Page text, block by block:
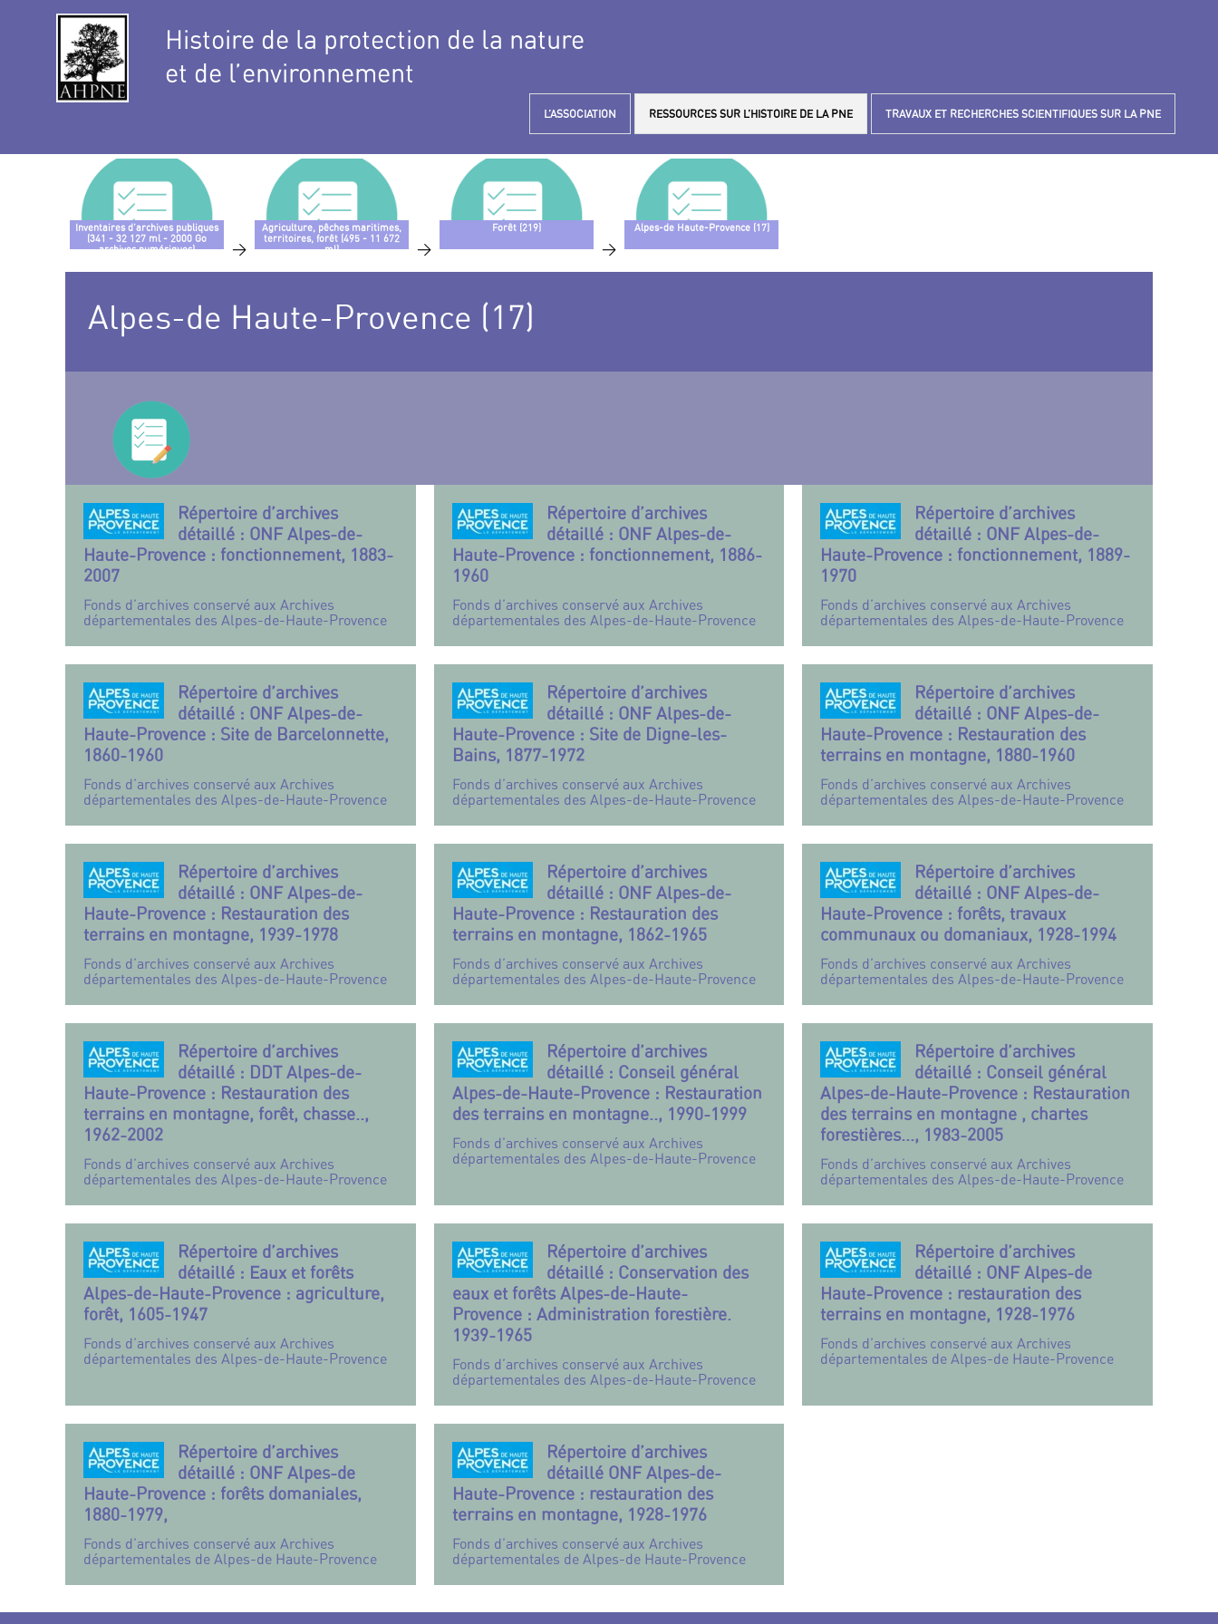
Histoire de la protection de la nature
et de l’environnement
L’ASSOCIATION RESSOURCES SUR L’HISTOIRE DE LA PNE TRAVAUX ET RECHERCHES SCIENTIFIQUES SUR LA PNE
Inventaires d’archives publiques
(341 - 32 127 ml - 2000 Go
archives numériques)
>
Agriculture, pêches maritimes,
territoires, forêt (495 - 11 672
ml)
>
Forêt (219)
>
Alpes-de Haute-Provence (17)
Alpes-de Haute-Provence (17)
Répertoire d’archives
détaillé : ONF Alpes-de-
Haute-Provence : fonctionnement, 1883-
2007
Fonds d’archives conservé aux Archives
départementales des Alpes-de-Haute-Provence
Répertoire d’archives
détaillé : ONF Alpes-de-
Haute-Provence : fonctionnement, 1886-
1960
Fonds d’archives conservé aux Archives
départementales des Alpes-de-Haute-Provence
Répertoire d’archives
détaillé : ONF Alpes-de-
Haute-Provence : fonctionnement, 1889-
1970
Fonds d’archives conservé aux Archives
départementales des Alpes-de-Haute-Provence
Répertoire d’archives
détaillé : ONF Alpes-de-
Haute-Provence : Site de Barcelonnette,
1860-1960
Fonds d’archives conservé aux Archives
départementales des Alpes-de-Haute-Provence
Répertoire d’archives
détaillé : ONF Alpes-de-
Haute-Provence : Site de Digne-les-
Bains, 1877-1972
Fonds d’archives conservé aux Archives
départementales des Alpes-de-Haute-Provence
Répertoire d’archives
détaillé : ONF Alpes-de-
Haute-Provence : Restauration des
terrains en montagne, 1880-1960
Fonds d’archives conservé aux Archives
départementales des Alpes-de-Haute-Provence
Répertoire d’archives
détaillé : ONF Alpes-de-
Haute-Provence : Restauration des
terrains en montagne, 1939-1978
Fonds d’archives conservé aux Archives
départementales des Alpes-de-Haute-Provence
Répertoire d’archives
détaillé : ONF Alpes-de-
Haute-Provence : Restauration des
terrains en montagne, 1862-1965
Fonds d’archives conservé aux Archives
départementales des Alpes-de-Haute-Provence
Répertoire d’archives
détaillé : ONF Alpes-de-
Haute-Provence : forêts, travaux
communaux ou domaniaux, 1928-1994
Fonds d’archives conservé aux Archives
départementales des Alpes-de-Haute-Provence
Répertoire d’archives
détaillé : DDT Alpes-de-
Haute-Provence : Restauration des
terrains en montagne, forêt, chasse..,
1962-2002
Fonds d’archives conservé aux Archives
départementales des Alpes-de-Haute-Provence
Répertoire d’archives
détaillé : Conseil général
Alpes-de-Haute-Provence : Restauration
des terrains en montagne.., 1990-1999
Fonds d’archives conservé aux Archives
départementales des Alpes-de-Haute-Provence
Répertoire d’archives
détaillé : Conseil général
Alpes-de-Haute-Provence : Restauration
des terrains en montagne , chartes
forestières..., 1983-2005
Fonds d’archives conservé aux Archives
départementales des Alpes-de-Haute-Provence
Répertoire d’archives
détaillé : Eaux et forêts
Alpes-de-Haute-Provence : agriculture,
forêt, 1605-1947
Fonds d’archives conservé aux Archives
départementales des Alpes-de-Haute-Provence
Répertoire d’archives
détaillé : Conservation des
eaux et forêts Alpes-de-Haute-
Provence : Administration forestière.
1939-1965
Fonds d’archives conservé aux Archives
départementales des Alpes-de-Haute-Provence
Répertoire d’archives
détaillé : ONF Alpes-de
Haute-Provence : restauration des
terrains en montagne, 1928-1976
Fonds d’archives conservé aux Archives
départementales de Alpes-de Haute-Provence
Répertoire d’archives
détaillé : ONF Alpes-de
Haute-Provence : forêts domaniales,
1880-1979,
Fonds d’archives conservé aux Archives
départementales de Alpes-de Haute-Provence
Répertoire d’archives
détaillé ONF Alpes-de-
Haute-Provence : restauration des
terrains en montagne, 1928-1976
Fonds d’archives conservé aux Archives
départementales de Alpes-de Haute-Provence